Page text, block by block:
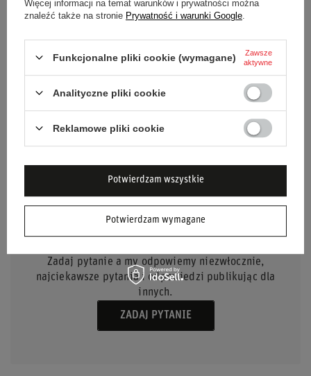
Marka Rajd Barbórka
Materiał Akryl
POTRZEBUJESZ POMOCY? MASZ
PYTANIA?
Zadaj pytanie a my odpowiemy niezwłocznie,
najciekawsze pytania i odpowiedzi publikując dla
innych.
ZADAJ PYTANIE
Więcej informacji na temat warunków i prywatności można
znaleźć także na stronie Prywatność i warunki Google
Funkcjonalne pliki cookie (wymagane)
Zawsze
aktywne
Analityczne pliki cookie
Reklamowe pliki cookie
Potwierdzam wymagane
Potwierdzam wszystkie